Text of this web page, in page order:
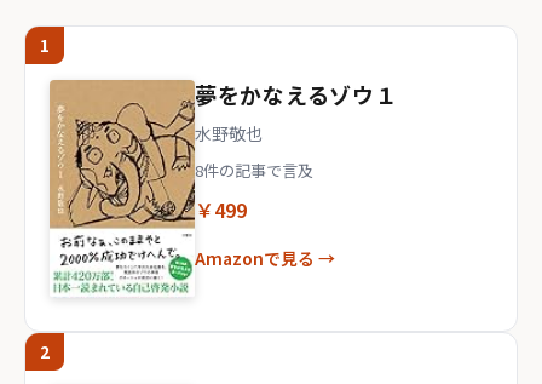
1
夢をかなえるゾウ１
水野敬也
8件の記事で言及
￥499
Amazonで見る →
2